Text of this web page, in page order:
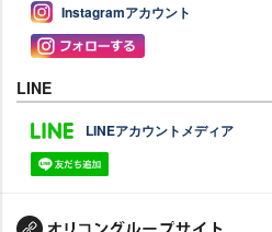
Instagramアカウント
LINE
LINEアカウントメディア